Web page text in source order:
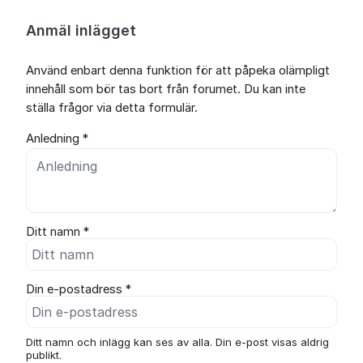
Anmäl inlägget
Använd enbart denna funktion för att påpeka olämpligt
innehåll som bör tas bort från forumet. Du kan inte
ställa frågor via detta formulär.
Anledning *
Ditt namn *
Din e-postadress *
Ditt namn och inlägg kan ses av alla. Din e-post visas aldrig
publikt.